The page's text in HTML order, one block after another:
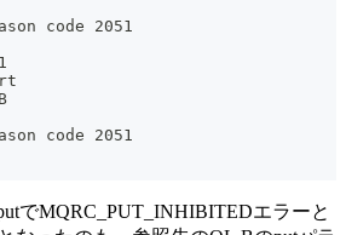
code 2051
code 2051
でMQRC_PUT_INHIBITEDエラーと